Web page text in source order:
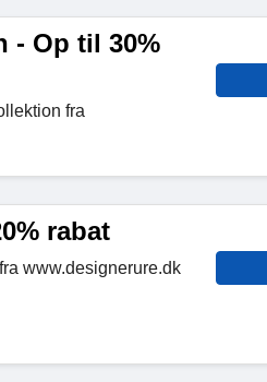
- Op til 30%
fra
rabat
www.designerure.dk